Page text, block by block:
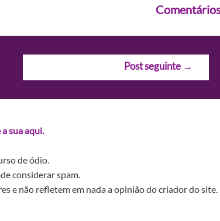
Post seguinte →
sua aqui.
de ódio.
considerar spam.
e não refletem em nada a opinião do criador do site.